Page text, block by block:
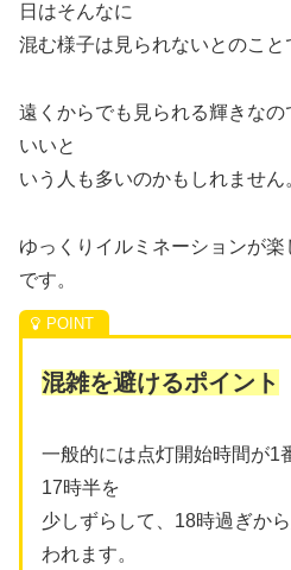
日はそんなに
混む様子は見られないとのこと
遠くからでも見られる輝きな
いいと
いう人も多いのかもしれません
ゆっくりイルミネーションが
です。
混雑を避けるポイント
一般的には点灯開始時間が1
17時半を
少しずらして、18時過ぎか
われます。